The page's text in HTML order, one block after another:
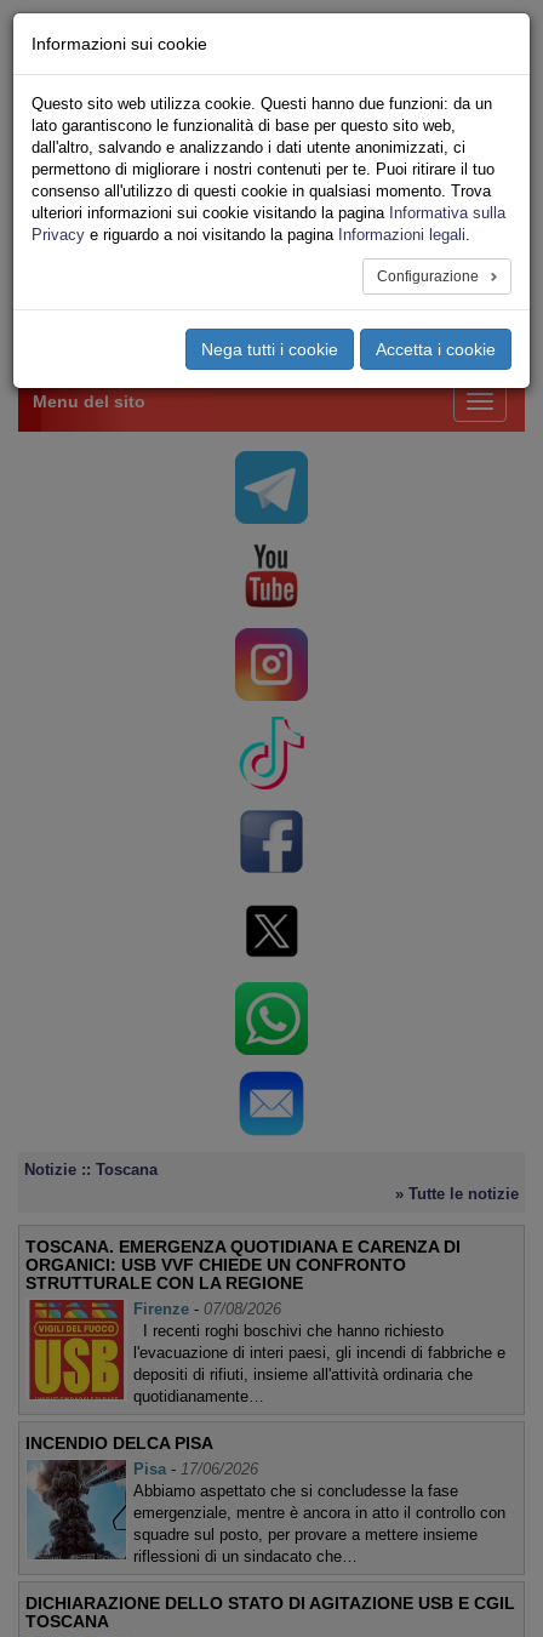
Iscriviti Online
Ricerca
Area Stampa
Privacy
VV.F.
UNIONE SINDACALE DI BASE SETTORE VIGILI
Toggle
Menu del sito
Notizie :: Toscana
» Tutte le notizie
TOSCANA. EMERGENZA QUOTIDIANA E CARENZA DI
ORGANICI: USB VVF CHIEDE UN CONFRONTO
STRUTTURALE CON LA REGIONE
Firenze - 07/08/2026
I recenti roghi boschivi che hanno richiesto
l'evacuazione di interi paesi, gli incendi di fabbriche e
depositi di rifiuti, insieme all'attività ordinaria che
quotidianamente…
INCENDIO DELCA PISA
Pisa - 17/06/2026
Abbiamo aspettato che si concludesse la fase
emergenziale, mentre è ancora in atto il controllo con
squadre sul posto, per provare a mettere insieme
riflessioni di un sindacato che…
DICHIARAZIONE DELLO STATO DI AGITAZIONE USB E CGIL
TOSCANA
Informazioni sui cookie
Questo sito web utilizza cookie. Questi hanno due funzioni: da un
lato garantiscono le funzionalità di base per questo sito web,
dall'altro, salvando e analizzando i dati utente anonimizzati, ci
permettono di migliorare i nostri contenuti per te. Puoi ritirare il tuo
consenso all'utilizzo di questi cookie in qualsiasi momento. Trova
ulteriori informazioni sui cookie visitando la pagina Informativa sulla
Privacy e riguardo a noi visitando la pagina Informazioni legali.
Configurazione
Nega tutti i cookie Accetta i cookie